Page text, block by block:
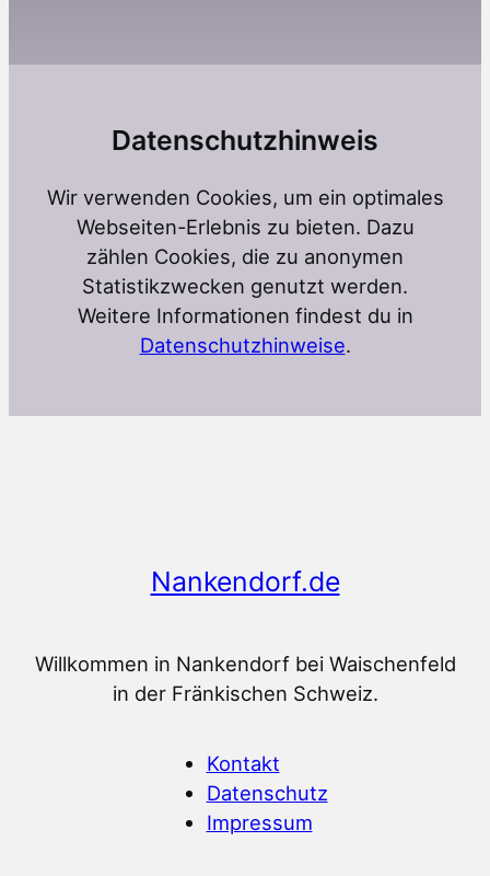
Datenschutzhinweis
Wir verwenden Cookies, um ein optimales
Webseiten-Erlebnis zu bieten. Dazu
zählen Cookies, die zu anonymen
Statistikzwecken genutzt werden.
Weitere Informationen findest du in
Datenschutzhinweise.
Nankendorf.de
Willkommen in Nankendorf bei Waischenfeld
in der Fränkischen Schweiz.
Kontakt
Datenschutz
Impressum